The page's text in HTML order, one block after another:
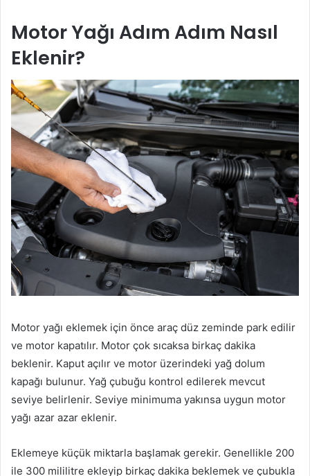
Motor Yağı Adım Adım Nasıl
Eklenir?
Motor yağı eklemek için önce araç düz zeminde park edilir
ve motor kapatılır. Motor çok sıcaksa birkaç dakika
beklenir. Kaput açılır ve motor üzerindeki yağ dolum
kapağı bulunur. Yağ çubuğu kontrol edilerek mevcut
seviye belirlenir. Seviye minimuma yakınsa uygun motor
yağı azar azar eklenir.
Eklemeye küçük miktarla başlamak gerekir. Genellikle 200
ile 300 mililitre ekleyip birkaç dakika beklemek ve çubukla